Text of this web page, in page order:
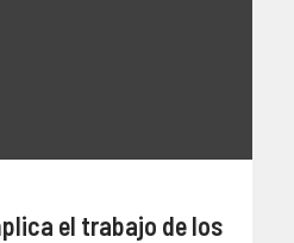
el trabajo de los